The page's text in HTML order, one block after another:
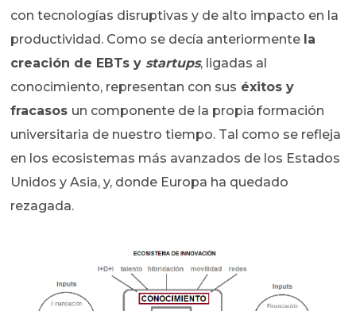
con tecnologías disruptivas y de alto impacto en la
productividad. Como se decía anteriormente la
creación de EBTs y startups, ligadas al
conocimiento, representan con sus éxitos y
fracasos un componente de la propia formación
universitaria de nuestro tiempo. Tal como se refleja
en los ecosistemas más avanzados de los Estados
Unidos y Asia, y, donde Europa ha quedado
rezagada.